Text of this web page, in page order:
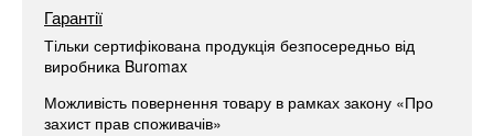
Гарантії
Тільки сертифікована продукція безпосередньо від
виробника Buromax
Можливість повернення товару в рамках закону «Про
захист прав споживачів»